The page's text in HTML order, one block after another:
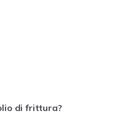
di frittura?